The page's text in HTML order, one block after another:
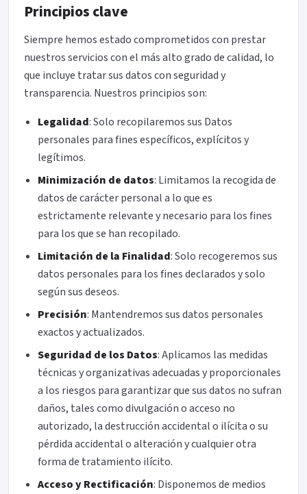
Principios clave
Siempre hemos estado comprometidos con prestar
nuestros servicios con el más alto grado de calidad, lo
que incluye tratar sus datos con seguridad y
transparencia. Nuestros principios son:
Legalidad: Solo recopilaremos sus Datos
personales para fines específicos, explícitos y
legítimos.
Minimización de datos: Limitamos la recogida de
datos de carácter personal a lo que es
estrictamente relevante y necesario para los fines
para los que se han recopilado.
Limitación de la Finalidad: Solo recogeremos sus
datos personales para los fines declarados y solo
según sus deseos.
Precisión: Mantendremos sus datos personales
exactos y actualizados.
Seguridad de los Datos: Aplicamos las medidas
técnicas y organizativas adecuadas y proporcionales
a los riesgos para garantizar que sus datos no sufran
daños, tales como divulgación o acceso no
autorizado, la destrucción accidental o ilícita o su
pérdida accidental o alteración y cualquier otra
forma de tratamiento ilícito.
Acceso y Rectificación: Disponemos de medios